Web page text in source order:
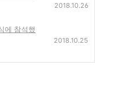
2018.10.26
에 참석했
2018.10.25